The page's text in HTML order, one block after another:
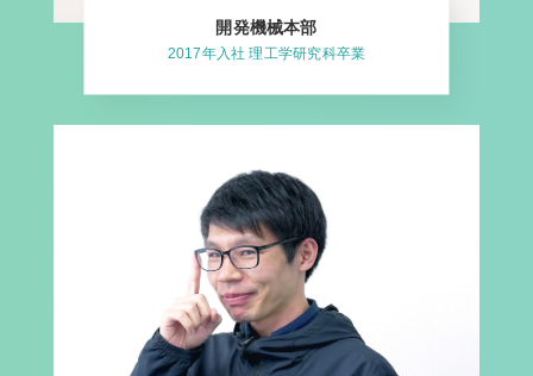
開発機械本部
2017年入社 理工学研究科卒業